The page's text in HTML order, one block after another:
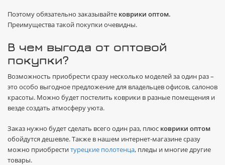
Поэтому обязательно заказывайте коврики оптом.
Преимущества такой покупки очевидны.
В чем выгода от оптовой
покупки?
Возможность приобрести сразу несколько моделей за один раз –
это особо выгодное предложение для владельцев офисов, салонов
красоты. Можно будет постелить коврики в разные помещения и
везде создать атмосферу уюта.
Заказ нужно будет сделать всего один раз, плюс коврики оптом
обойдутся дешевле. Также в нашем интернет-магазине сразу
можно приобреститурецкие полотенца, пледы и многие другие
товары.